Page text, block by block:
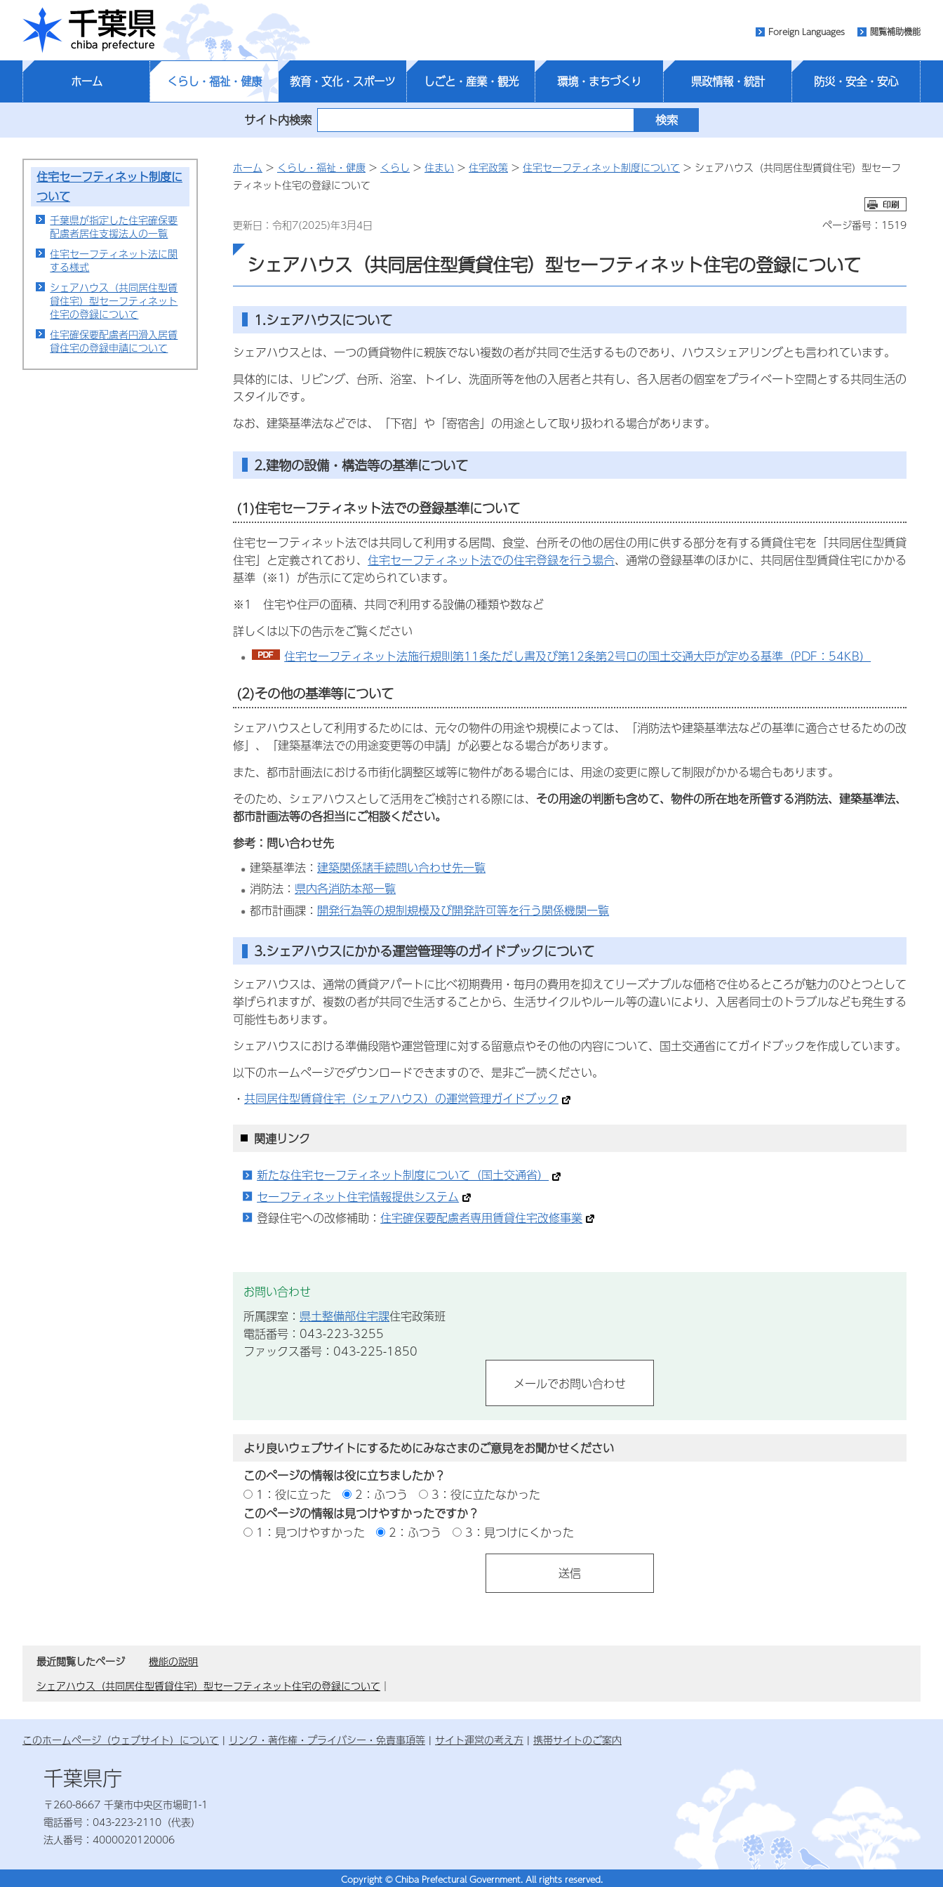
千葉県
Foreign Languages 閲覧補助機能
ホーム くらし・福祉・健康 教育・文化・スポーツ しごと・産業・観光 環境・まちづくり 県政情報・統計 防災・安全・安心
サイト内検索
住宅セーフティネット制度に
ついて
千葉県が指定した住宅確保要
配慮者居住支援法人の一覧
住宅セーフティネット法に関
する様式
シェアハウス（共同居住型賃
貸住宅）型セーフティネット
住宅の登録について
住宅確保要配慮者円滑入居賃
貸住宅の登録申請について
ホーム > くらし・福祉・健康 > くらし > 住まい > 住宅政策 > 住宅セーフティネット制度について > シェアハウス（共同居住型賃貸住宅）型セーフ
ティネット住宅の登録について
更新日：令和7(2025)年3月4日 ページ番号：1519
シェアハウス（共同居住型賃貸住宅）型セーフティネット住宅の登録について
1.シェアハウスについて
シェアハウスとは、一つの賃貸物件に親族でない複数の者が共同で生活するものであり、ハウスシェアリングとも言われています。
具体的には、リビング、台所、浴室、トイレ、洗面所等を他の入居者と共有し、各入居者の個室をプライベート空間とする共同生活の
スタイルです。
なお、建築基準法などでは、「下宿」や「寄宿舎」の用途として取り扱われる場合があります。
2.建物の設備・構造等の基準について
(1)住宅セーフティネット法での登録基準について
住宅セーフティネット法では共同して利用する居間、食堂、台所その他の居住の用に供する部分を有する賃貸住宅を「共同居住型賃貸
住宅」と定義されており、 住宅セーフティネット法での住宅登録を行う場合、通常の登録基準のほかに、共同居住型賃貸住宅にかかる
基準（※1）が告示にて定められています。
※1 住宅や住戸の面積、共同で利用する設備の種類や数など
詳しくは以下の告示をご覧ください
住宅セーフティネット法施行規則第11条ただし書及び第12条第2号ロの国土交通大臣が定める基準（PDF：54KB）
(2)その他の基準等について
シェアハウスとして利用するためには、元々の物件の用途や規模によっては、「消防法や建築基準法などの基準に適合させるための改
修」、「建築基準法での用途変更等の申請」が必要となる場合があります。
また、都市計画法における市街化調整区域等に物件がある場合には、用途の変更に際して制限がかかる場合もあります。
そのため、シェアハウスとして活用をご検討される際には、 その用途の判断も含めて、物件の所在地を所管する消防法、建築基準法、
都市計画法等の各担当にご相談ください。
参考：問い合わせ先
建築基準法：建築関係諸手続問い合わせ先一覧
消防法： 県内各消防本部一覧
都市計画課： 開発行為等の規制規模及び開発許可等を行う関係機関一覧
3.シェアハウスにかかる運営管理等のガイドブックについて
シェアハウスは、通常の賃貸アパートに比べ初期費用・毎月の費用を抑えてリーズナブルな価格で住めるところが魅力のひとつとして
挙げられますが、複数の者が共同で生活することから、生活サイクルやルール等の違いにより、入居者同士のトラブルなども発生する
可能性もあります。
シェアハウスにおける準備段階や運営管理に対する留意点やその他の内容について、国土交通省にてガイドブックを作成しています。
以下のホームページでダウンロードできますので、是非ご一読ください。
・ 共同居住型賃貸住宅（シェアハウス）の運営管理ガイドブック
関連リンク
新たな住宅セーフティネット制度について（国土交通省）
セーフティネット住宅情報提供システム
登録住宅への改修補助：住宅確保要配慮者専用賃貸住宅改修事業
お問い合わせ
所属課室： 県土整備部住宅課住宅政策班
電話番号：043-223-3255
ファックス番号：043-225-1850
より良いウェブサイトにするためにみなさまのご意見をお聞かせください
このページの情報は役に立ちましたか？
1：役に立った
2：ふつう
3：役に立たなかった
このページの情報は見つけやすかったですか？
1：見つけやすかった
2：ふつう 3：見つけにくかった
最近閲覧したページ
機能の説明
シェアハウス（共同居住型賃貸住宅）型セーフティネット住宅の登録について ｜
このホームページ（ウェブサイト）について リンク・著作権・プライバシー・免責事項等 サイト運営の考え方 携帯サイトのご案内
千葉県庁
〒260-8667 千葉市中央区市場町1-1
電話番号：043-223-2110（代表）
法人番号：4000020120006
Copyright © Chiba Prefectural Government. All rights reserved.